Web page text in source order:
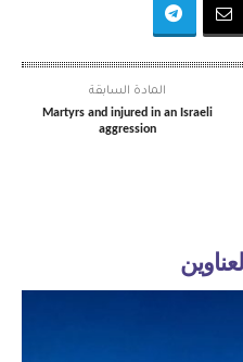
المادة السابقة
Martyrs and injured in an Israeli
aggression